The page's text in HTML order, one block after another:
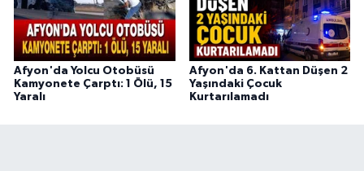
Afyon'da Yolcu Otobüsü
Kamyonete Çarptı: 1 Ölü, 15
Yaralı
Afyon'da 6. Kattan Düşen 2
Yaşındaki Çocuk
Kurtarılamadı